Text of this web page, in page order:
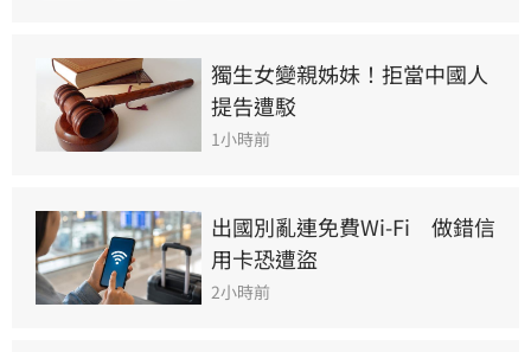
獨生女變親姊妹！拒當中國人
提告遭駁
1小時前
出國別亂連免費Wi-Fi　做錯信
用卡恐遭盜
2小時前